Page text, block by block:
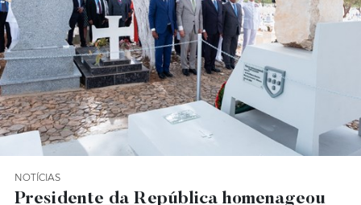
Categoria Notícias
NOTÍCIAS
Presidente da República homenageou